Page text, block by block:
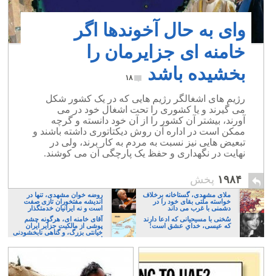
وای به حال آخوندها اگر
خامنه ای جزایرمان را
بخشیده باشد
۱۸
رژیم های اشغالگر رژیم هایی که در یک کشور شکل
می گیرند و یا کشوری را تحت اشغال خود در می
آورند، بیشتر آن کشور را از آن خود دانسته و گرچه
ممکن است در اداره آن روش دیکتاتوری داشته باشند و
تبعیض هایی نیز نسبت به مردم به کار برند، ولی در
نهایت در نگهداری و حفظ یک پارچگی آن می کوشند.
۱۹۸۴ پخش
ملای مشهدی، گستاخانه برخلاف
خواسته ملتی بقای خود را در
دشمنی با غرب می داند
روضه خوان مشهدی، تنها در
اندیشه مفتخوران تازی صفت
است و نه ایرانیان خدمتگذار
سُخنی با مسیحیانی که ادعا دارند
که عیسی، خدایِ عشق است!
آقای خامنه ای، هرگونه چشم
پوشی از مالکیت جزایر ایران
خیانتی بزرگ، و گناهی نابخشودنی
است